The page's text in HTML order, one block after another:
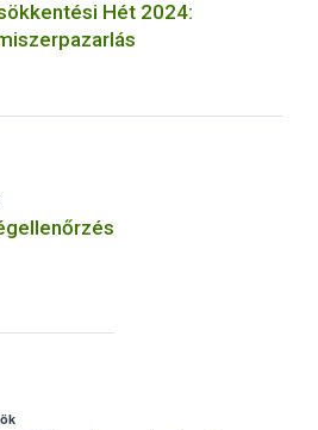
Hét 2024: